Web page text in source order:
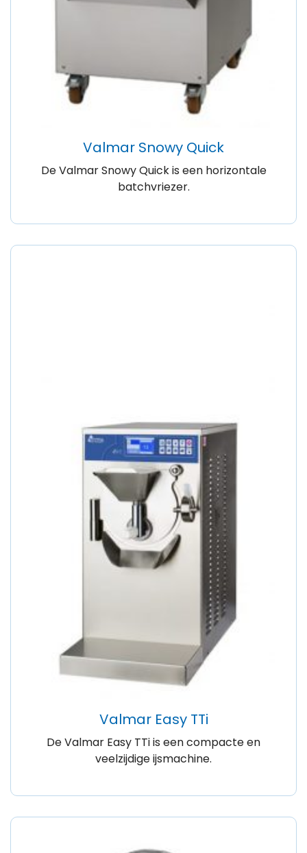
Valmar Snowy Quick
De Valmar Snowy Quick is een horizontale
batchvriezer.
Valmar Easy TTi
De Valmar Easy TTi is een compacte en
veelzijdige ijsmachine.